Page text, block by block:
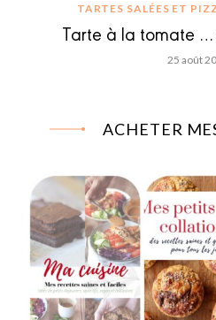
TARTES SALÉES ET
Tarte à la tomate …
25 août
ACHETER